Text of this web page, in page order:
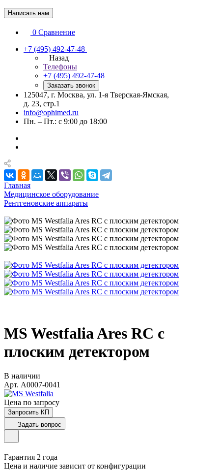
Написать нам
0 Сравнение
+7 (495) 492-47-48
Назад
Телефоны
+7 (495) 492-47-48
Заказать звонок
125047, г. Москва, ул. 1-я Тверская-Ямская,
д. 23, стр.1
info@ophimed.ru
Пн. – Пт.: с 9:00 до 18:00
Главная
Медицинское оборудование
Рентгеновские аппараты
MS Westfalia Ares RC с
плоским детектором
В наличии
Арт. A0007-0041
Цена по запросу
Запросить КП
Задать вопрос
Гарантия 2 года
Цена и наличие зависит от конфигурации